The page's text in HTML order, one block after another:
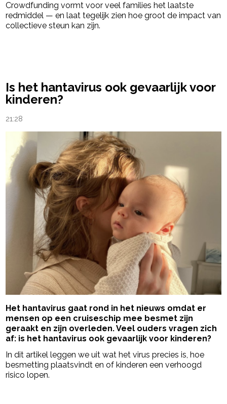
Crowdfunding vormt voor veel families het laatste
redmiddel — en laat tegelijk zien hoe groot de impact van
collectieve steun kan zijn.
Is het hantavirus ook gevaarlijk voor
kinderen?
21:28
Het hantavirus gaat rond in het nieuws omdat er
mensen op een cruiseschip mee besmet zijn
geraakt en zijn overleden. Veel ouders vragen zich
af: is het hantavirus ook gevaarlijk voor kinderen?
In dit artikel leggen we uit wat het virus precies is, hoe
besmetting plaatsvindt en of kinderen een verhoogd
risico lopen.